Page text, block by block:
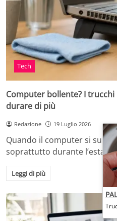
Tech
Computer bollente? I
durare di più
Redazione 19 Luglio 2026
Quando il computer si
soprattutto durante l’estate
Leggi di più